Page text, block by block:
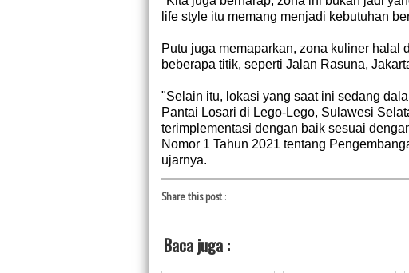
life style itu memang menjadi kebutuhan
Putu juga memaparkan, zona kuliner halal
beberapa titik, seperti Jalan Rasuna,
"Selain itu, lokasi yang saat ini sedang
Pantai Losari di Lego-Lego, Sulawesi
terimplementasi dengan baik sesuai
Nomor 1 Tahun 2021 tentang
ujarnya.
Share this post:
Baca juga :